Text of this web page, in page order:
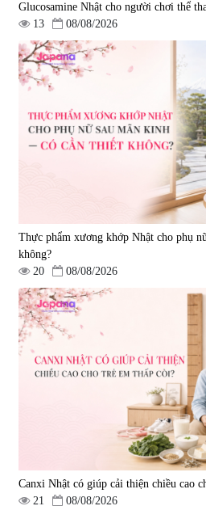
Viên uống bổ gan Ribeto Shoji
Hepaclean 60 viên
690.000 đ
vị
Viên uống hỗ trợ giấc ngủ Fujina
Sleepy Nhật Bản 80 viên
580.000 đ
Glucosamine Nhật cho người chơi thể
13
08/08/2026
Thực phẩm xương khớp Nhật cho phụ
không?
20
08/08/2026
Canxi Nhật có giúp cải thiện chiều cao
21
08/08/2026